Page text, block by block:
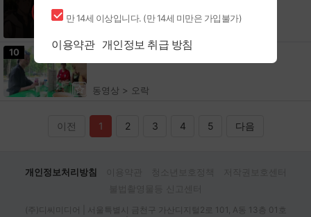
10
유재석 [ 라면 먹고 올래.1-2화 ] 1080p
동영상 > 오락
이전 1 2 3 4 5 다음
개인정보처리방침
(주)디씨미디어 | 서울특별시 금천구 가산디지털2로 101, A동 13층 01호
만 14세 이상입니다. (만 14세 미만은 가입불가)
이용약관 개인정보 취급 방침